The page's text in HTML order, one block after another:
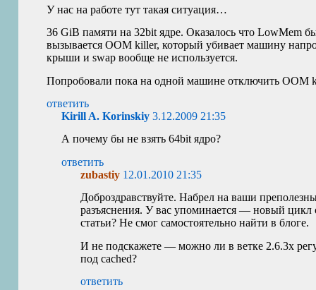
У нас на работе тут такая ситуация…
36 GiB памяти на 32bit ядре. Оказалось что LowMem
вызываетсяOOM killer, который убивает машину
крыши и swap вообще не используется.
Попробовали пока на одной машине отключитьOOM
ответить
Kirill A. Korinskiy 3.12.2009 21:35
А почему бы не взять 64bit ядро?
ответить
zubastiy 12.01.2010 21:35
Доброздравствуйте. Набрел на ваши
разъяснения. У вас упоминается — новый цикл
статьи? Не смог самостоятельно найти в блоге.
И не подскажете — можно ли в ветке 2.6.3х
под cached?
ответить